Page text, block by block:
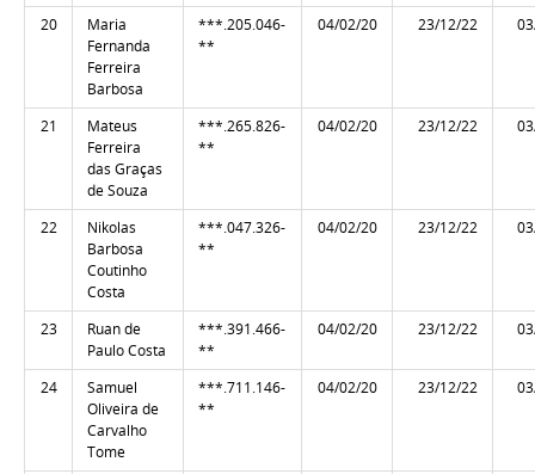
20
Maria
Fernanda
Ferreira
Barbosa
***.205.046-
**
04/02/20 23/12/22
21
Mateus
Ferreira
das Graças
de Souza
***.265.826-
**
04/02/20 23/12/22
22
Nikolas
Barbosa
Coutinho
Costa
***.047.326-
**
04/02/20 23/12/22
23
Ruan de
Paulo Costa
***.391.466-
**
04/02/20 23/12/22
24
Samuel
Oliveira de
Carvalho
Tome
***.711.146-
**
04/02/20 23/12/22